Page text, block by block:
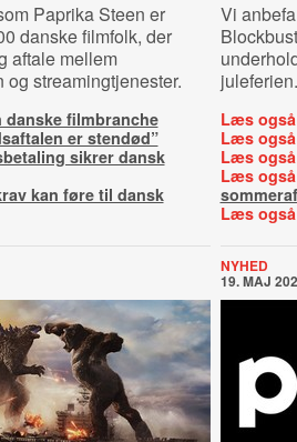
Paprika Steen er
danske filmfolk, der
aftale mellem
streamingtjenester.
danske filmbranche
er stendød”
sikrer dansk
kan føre til dansk
Vi
juleferien.
Læs
Læs
Læs
Læs
Læs
NYHED
19. MAJ